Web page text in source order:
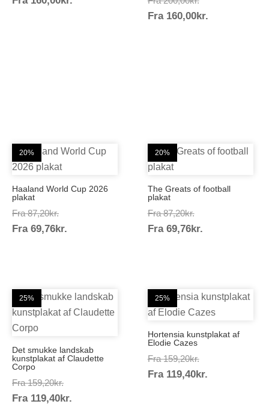
200,00kr.
Fra 160,00kr.Prisinterval:
20%
Haaland World Cup 2026
plakat
Fra 87,20kr.Prisinterval:
87,20kr.
Fra 69,76kr.
20%
The Greats of football
plakat
Fra 87,20kr.Prisinterval:
87,20kr.
Fra 69,76kr.
25%
Det smukke landskab
kunstplakat af Claudette
Corpo
Fra 159,20kr.Prisinterval:
159,20kr.
Fra 119,40kr.
25%
Hortensia kunstplakat af
Elodie Cazes
Fra 159,20kr.Prisinterval:
159,20kr.
Fra 119,40kr.Prisinterval: